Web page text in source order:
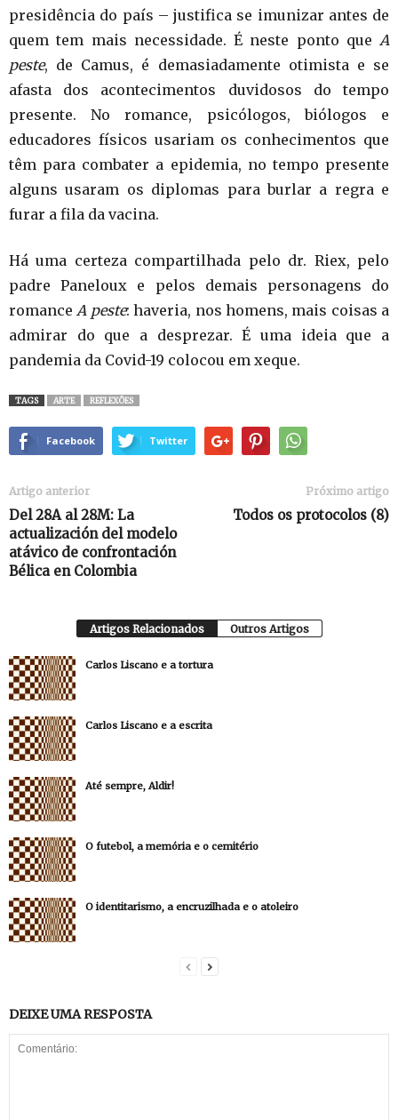
presidência do país – justifica se imunizar antes de
quem tem mais necessidade. É neste ponto que A
peste, de Camus, é demasiadamente otimista e se
afasta dos acontecimentos duvidosos do tempo
presente. No romance, psicólogos, biólogos e
educadores físicos usariam os conhecimentos que
têm para combater a epidemia, no tempo presente
alguns usaram os diplomas para burlar a regra e
furar a fila da vacina.
Há uma certeza compartilhada pelo dr. Riex, pelo
padre Paneloux e pelos demais personagens do
romance A peste: haveria, nos homens, mais coisas a
admirar do que a desprezar. É uma ideia que a
pandemia da Covid-19 colocou em xeque.
TAGS ARTE REFLEXÕES
Facebook Twitter
Artigo anterior
Del 28A al 28M: La
actualización del modelo
atávico de confrontación
Bélica en Colombia
Próximo artigo
Todos os protocolos (8)
Artigos Relacionados Outros Artigos
Carlos Liscano e a tortura
Carlos Liscano e a escrita
Até sempre, Aldir!
O futebol, a memória e o cemitério
O identitarismo, a encruzilhada e o atoleiro
DEIXE UMA RESPOSTA